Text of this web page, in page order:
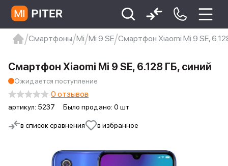
Xiaomi 9 про
xiaomi redmi 12c
Смартфоны Mi Mi 9 SE Смартфон Xiaomi Mi 9 SE,
в список сравнения в избранное
Смартфон Xiaomi Mi 9 SE, 6.128 ГБ, синий
Ожидается поступление
артикул: 5237 Было продано: 0 шт
0 отзывов